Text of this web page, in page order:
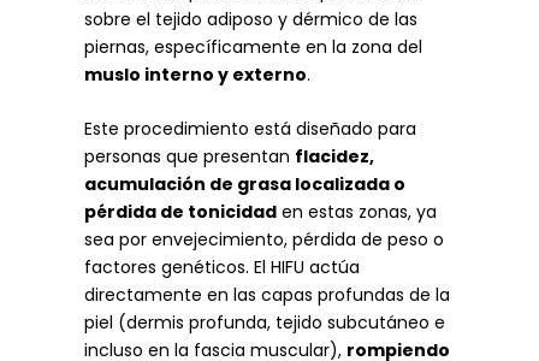
sobre el tejido adiposo y dérmico de las
piernas, específicamente en la zona del
muslo interno y externo.
Este procedimiento está diseñado para
personas que presentan flacidez,
acumulación de grasa localizada o
pérdida de tonicidad en estas zonas, ya
sea por envejecimiento, pérdida de peso o
factores genéticos. El HIFU actúa
directamente en las capas profundas de la
piel (dermis profunda, tejido subcutáneo e
incluso en la fascia muscular), rompiendo